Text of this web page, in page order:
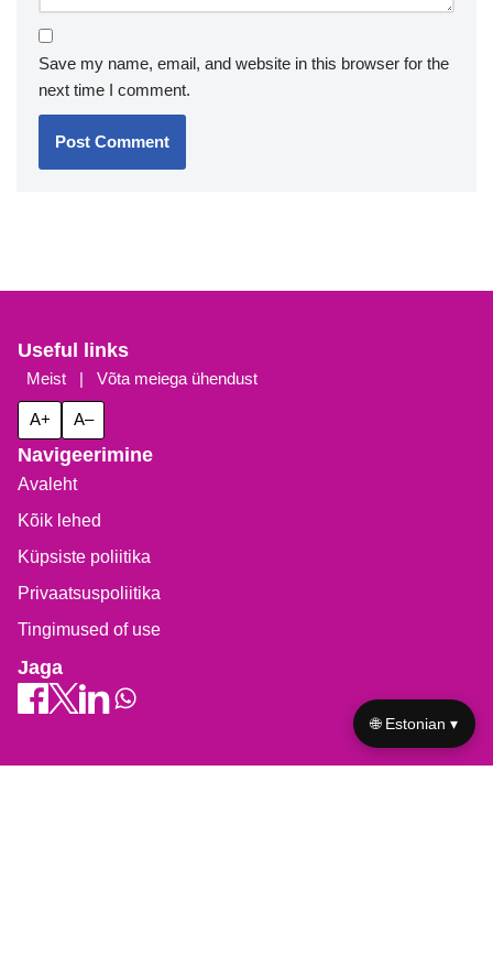
Save my name, email, and website in this browser for the
next time I comment.
Useful links
Meist | Võta meiega ühendust
A+ A–
Navigeerimine
Avaleht
Kõik lehed
Küpsiste poliitika
Privaatsuspoliitika
Tingimused of use
Jaga
🌐 Estonian ▾